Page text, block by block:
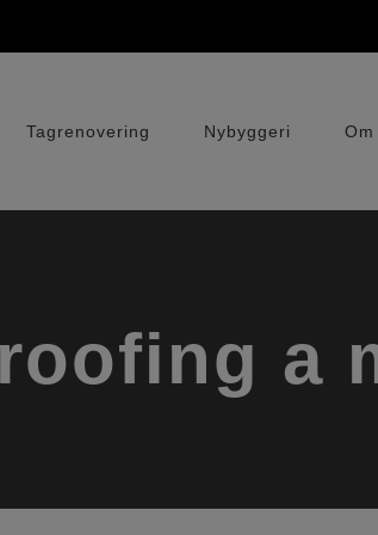
Tagrenovering Nybyggeri Om
a